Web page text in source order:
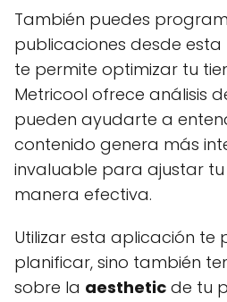
También puedes
publicaciones desde
te permite optimizar tu
Metricool ofrece análisis
pueden ayudarte a
contenido genera más
invaluable para ajustar
manera efectiva.
Utilizar esta aplicación te
planificar, sino también
sobre la aesthetic de tu